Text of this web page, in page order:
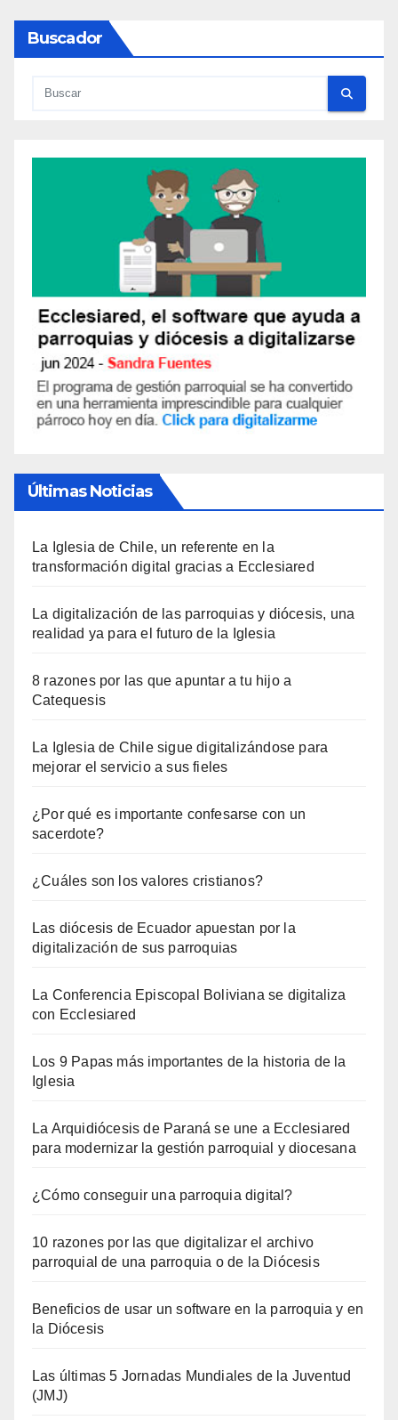
Buscador
Últimas Noticias
La Iglesia de Chile, un referente en la
transformación digital gracias a Ecclesiared
La digitalización de las parroquias y diócesis, una
realidad ya para el futuro de la Iglesia
8 razones por las que apuntar a tu hijo a
Catequesis
La Iglesia de Chile sigue digitalizándose para
mejorar el servicio a sus fieles
¿Por qué es importante confesarse con un
sacerdote?
¿Cuáles son los valores cristianos?
Las diócesis de Ecuador apuestan por la
digitalización de sus parroquias
La Conferencia Episcopal Boliviana se digitaliza
con Ecclesiared
Los 9 Papas más importantes de la historia de la
Iglesia
La Arquidiócesis de Paraná se une a Ecclesiared
para modernizar la gestión parroquial y diocesana
¿Cómo conseguir una parroquia digital?
10 razones por las que digitalizar el archivo
parroquial de una parroquia o de la Diócesis
Beneficios de usar un software en la parroquia y en
la Diócesis
Las últimas 5 Jornadas Mundiales de la Juventud
(JMJ)